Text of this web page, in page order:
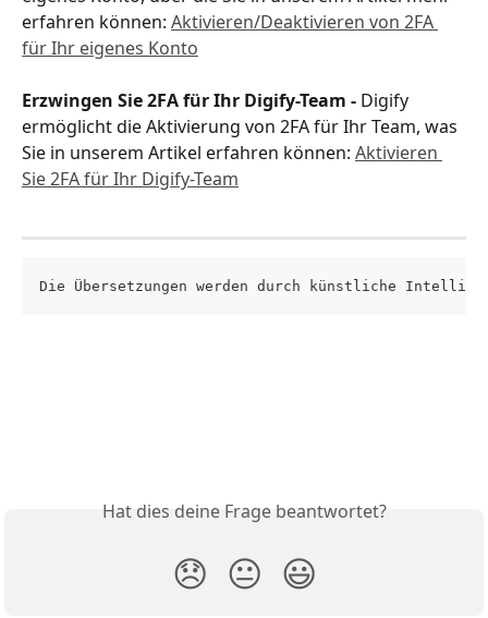
erfahren können: Aktivieren/Deaktivieren von 2FA
für Ihr eigenes Konto
Erzwingen Sie 2FA für Ihr Digify-Team - Digify
ermöglicht die Aktivierung von 2FA für Ihr Team, was
Sie in unserem Artikel erfahren können: Aktivieren
Sie 2FA für Ihr Digify-Team
Die Übersetzungen werden durch künstliche
Hat dies deine Frage beantwortet?
😞 😐 😃